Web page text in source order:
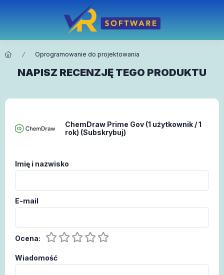
Oprogramowanie do projektowania
NAPISZ RECENZJĘ TEGO PRODUKTU
ChemDraw Prime Gov (1 użytkownik / 1
rok) (Subskrybuj)
Imię i nazwisko
E-mail
Ocena:
Wiadomość